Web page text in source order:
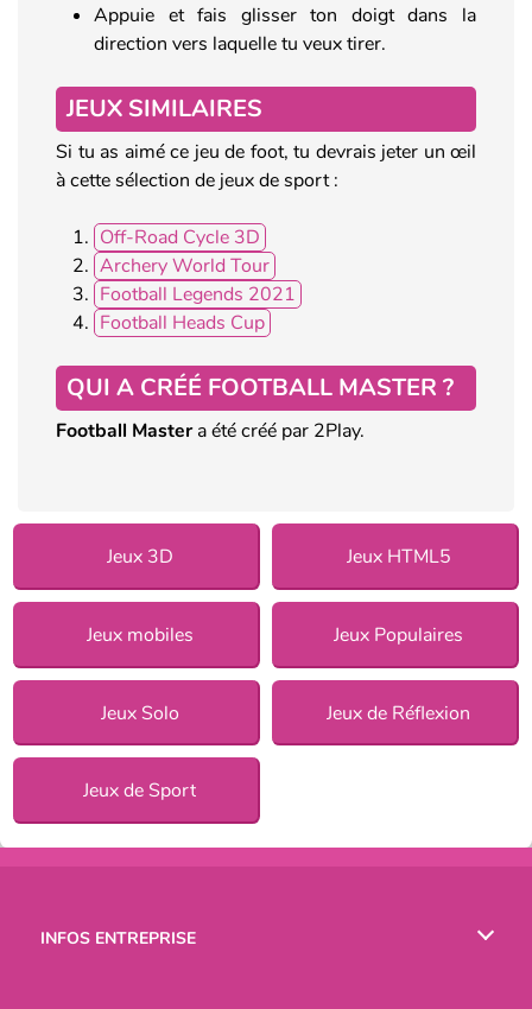
Appuie et fais glisser ton doigt dans la
direction vers laquelle tu veux tirer.
JEUX SIMILAIRES
Si tu as aimé ce jeu de foot, tu devrais jeter un œil
à cette sélection de jeux de sport :
Off-Road Cycle 3D
Archery World Tour
Football Legends 2021
Football Heads Cup
QUI A CRÉÉ FOOTBALL MASTER ?
Football Mastera été créé par 2Play.
Jeux 3D Jeux HTML5
Jeux mobiles Jeux Populaires
Jeux Solo Jeux de Réflexion
Jeux de Sport
INFOS ENTREPRISE